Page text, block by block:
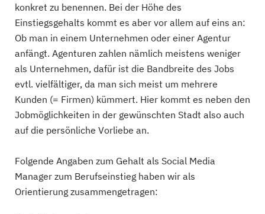
konkret zu benennen. Bei der Höhe des
Einstiegsgehalts kommt es aber vor allem auf eins an:
Ob man in einem Unternehmen oder einer Agentur
anfängt. Agenturen zahlen nämlich meistens weniger
als Unternehmen, dafür ist die Bandbreite des Jobs
evtl. vielfältiger, da man sich meist um mehrere
Kunden (= Firmen) kümmert. Hier kommt es neben den
Jobmöglichkeiten in der gewünschten Stadt also auch
auf die persönliche Vorliebe an.
Folgende Angaben zum Gehalt als Social Media
Manager zum Berufseinstieg haben wir als
Orientierung zusammengetragen: